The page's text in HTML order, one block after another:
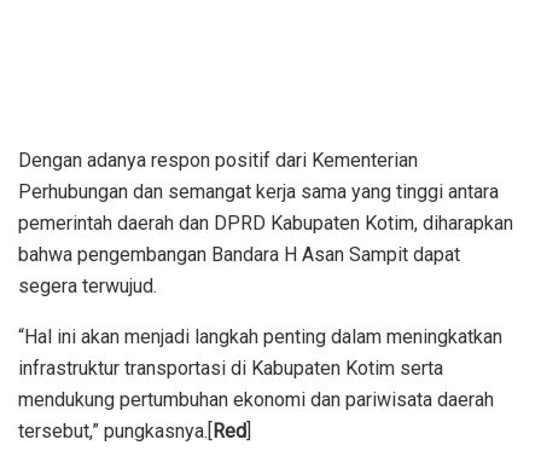
Dengan adanya respon positif dari Kementerian
Perhubungan dan semangat kerja sama yang tinggi antara
pemerintah daerah dan DPRD Kabupaten Kotim, diharapkan
bahwa pengembangan Bandara H Asan Sampit dapat
segera terwujud.
“Hal ini akan menjadi langkah penting dalam meningkatkan
infrastruktur transportasi di Kabupaten Kotim serta
mendukung pertumbuhan ekonomi dan pariwisata daerah
tersebut,” pungkasnya.[Red]